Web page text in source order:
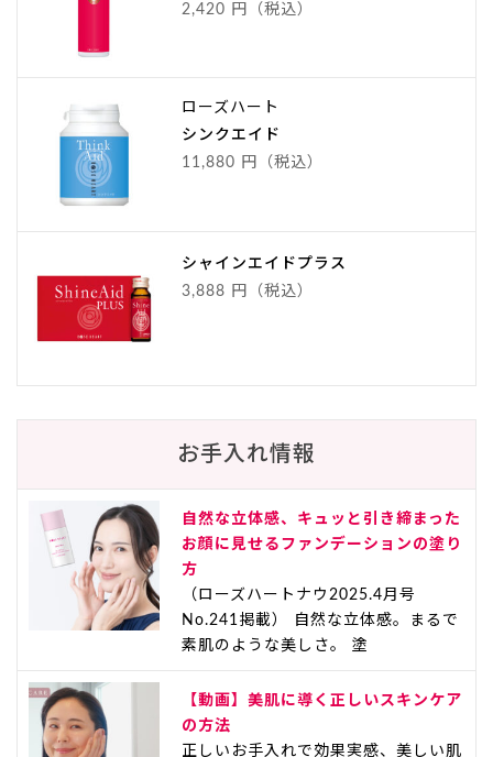
2,420 円（税込）
ローズハート
シンクエイド
11,880 円（税込）
シャインエイドプラス
3,888 円（税込）
お手入れ情報
自然な立体感、キュッと引き締まった
お顔に見せるファンデーションの塗り
方
（ローズハートナウ2025.4月号
No.241掲載） 自然な立体感。まるで
素肌のような美しさ。 塗
【動画】美肌に導く正しいスキンケア
の方法
正しいお手入れで効果実感、美しい肌